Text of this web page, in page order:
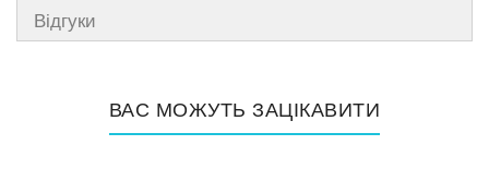
Відгуки
ВАС МОЖУТЬ ЗАЦІКАВИТИ